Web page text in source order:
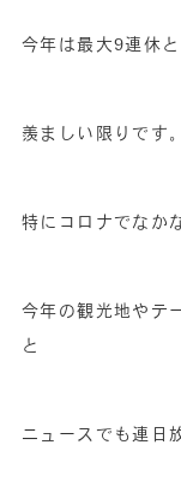
今年は最大9連休
羨ましい限りです
特にコロナでなか
今年の観光地やテ
と
ニュースでも連日